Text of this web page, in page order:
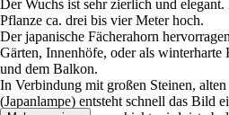
Der Wuchs ist sehr zierlich und
Pflanze ca. drei bis vier Meter hoch.
Der japanische Fächerahorn
Gärten, Innenhöfe, oder als winterharte
und dem Balkon.
In Verbindung mit großen Steinen,
(Japanlampe) entsteht schnell das Bild